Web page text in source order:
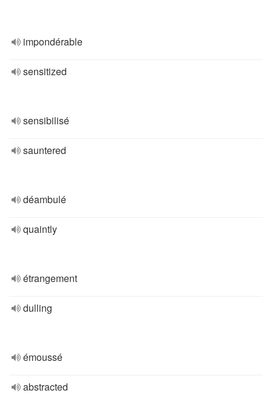
impondérable
sensitized
sensibilisé
sauntered
déambulé
quaintly
étrangement
dulling
émoussé
abstracted